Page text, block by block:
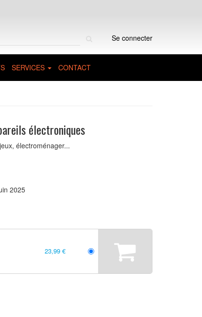
Se connecter
SERVICES CONTACT
électroniques
électroménager...
2025
23,99 €